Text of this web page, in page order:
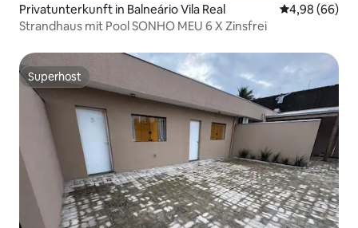
Privatunterkunft in Balneário Vila Real
4,98 (66)
Strandhaus mit Pool SONHO MEU 6 X Zinsfrei
Superhost
Superhost